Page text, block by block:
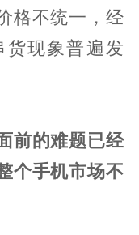
格不统一，经
现象普遍发
前的难题已经
个手机市场不